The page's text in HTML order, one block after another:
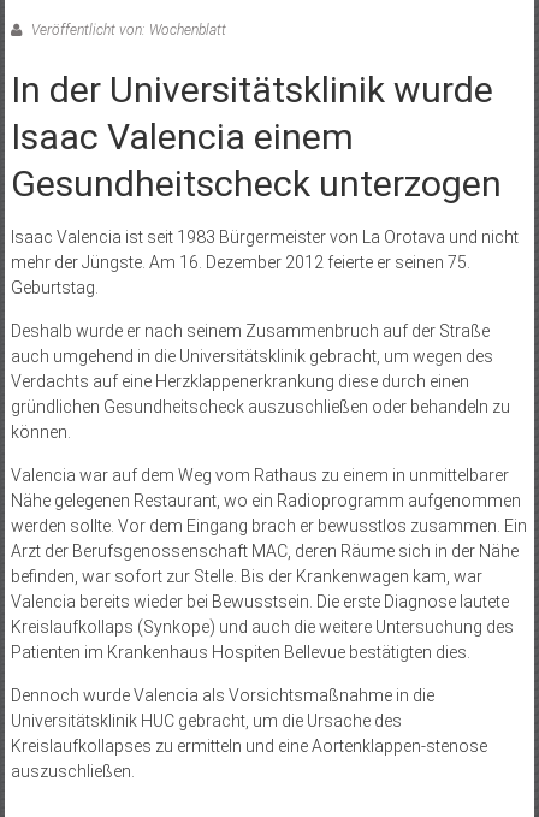
Veröffentlicht von: Wochenblatt
In der Universitätsklinik wurde
Isaac Valencia einem
Gesundheitscheck unterzogen
Isaac Valencia ist seit 1983 Bürgermeister von La Orotava und nicht
mehr der Jüngste. Am 16. Dezember 2012 feierte er seinen 75.
Geburtstag.
Deshalb wurde er nach seinem Zusammenbruch auf der Straße
auch umgehend in die Universitätsklinik gebracht, um wegen des
Verdachts auf eine Herzklappenerkrankung diese durch einen
gründlichen Gesundheitscheck auszuschließen oder behandeln zu
können.
Valencia war auf dem Weg vom Rathaus zu einem in unmittelbarer
Nähe gelegenen Restaurant, wo ein Radioprogramm aufgenommen
werden sollte. Vor dem Eingang brach er bewusstlos zusammen. Ein
Arzt der Berufsgenossenschaft MAC, deren Räume sich in der Nähe
befinden, war sofort zur Stelle. Bis der Krankenwagen kam, war
Valencia bereits wieder bei Bewusstsein. Die erste Diagnose lautete
Kreislaufkollaps (Synkope) und auch die weitere Untersuchung des
Patienten im Krankenhaus Hospiten Bellevue bestätigten dies.
Dennoch wurde Valencia als Vorsichtsmaßnahme in die
Universitätsklinik HUC gebracht, um die Ursache des
Kreislaufkollapses zu ermitteln und eine Aortenklappen-stenose
auszuschließen.